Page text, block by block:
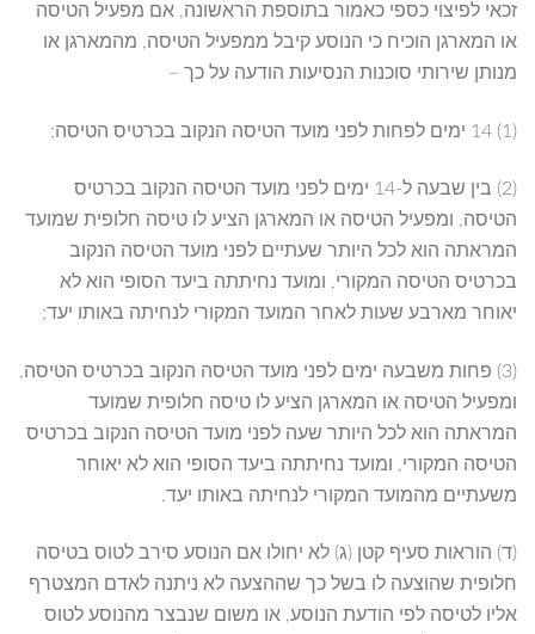
זכאי לפיצוי כספי כאמור בתוספת הראשונה, אם מפעיל הטיסה
או המארגן הוכיח כי הנוסע קיבל ממפעיל הטיסה, מהמארגן או
מנותן שירותי סוכנות הנסיעות הודעה על כך –
(1) 14 ימים לפחות לפני מועד הטיסה הנקוב בכרטיס הטיסה;
(2) בין שבעה ל-14 ימים לפני מועד הטיסה הנקוב בכרטיס
הטיסה, ומפעיל הטיסה או המארגן הציע לו טיסה חלופית שמועד
המראתה הוא לכל היותר שעתיים לפני מועד הטיסה הנקוב
בכרטיס הטיסה המקורי, ומועד נחיתתה ביעד הסופי הוא לא
יאוחר מארבע שעות לאחר המועד המקורי לנחיתה באותו יעד;
(3) פחות משבעה ימים לפני מועד הטיסה הנקוב בכרטיס הטיסה,
ומפעיל הטיסה או המארגן הציע לו טיסה חלופית שמועד
המראתה הוא לכל היותר שעה לפני מועד הטיסה הנקוב בכרטיס
הטיסה המקורי, ומועד נחיתתה ביעד הסופי הוא לא יאוחר
משעתיים מהמועד המקורי לנחיתה באותו יעד.
(ד) הוראות סעיף קטן (ג) לא יחולו אם הנוסע סירב לטוס בטיסה
חלופית שהוצעה לו בשל כך שההצעה לא ניתנה לאדם המצטרף
אליו לטיסה לפי הודעת הנוסע, או משום שנבצר מהנוסע לטוס